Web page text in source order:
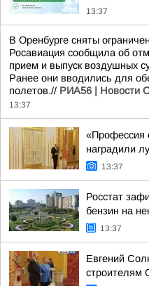
13:37
В Оренбурге сняты
Росавиация сообщила об
прием и выпуск воздушных
Ранее они вводились для
полетов.// РИА56 | Новости
13:37
«Профессия
наградили
13:37
Росстат
бензин на
13:37
Евгений
строителям